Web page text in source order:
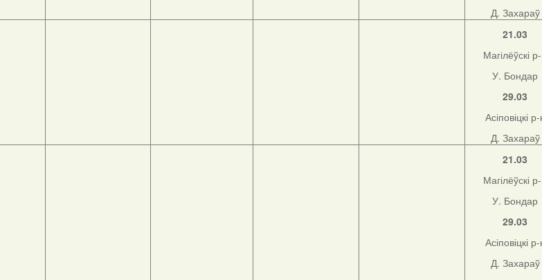
Д. Захараў
21.03
Магілёўскі
У. Бондар
29.03
Асіповіцкі
Д. Захараў
21.03
Магілёўскі
У. Бондар
29.03
Асіповіцкі
Д. Захараў